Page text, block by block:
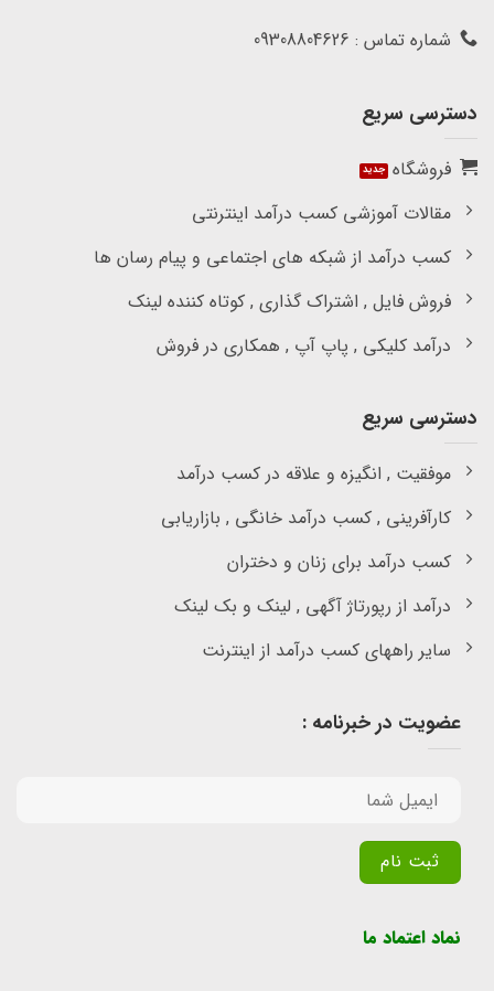
شماره تماس : 09308804626
دسترسی سریع
فروشگاه
مقالات آموزشی کسب درآمد اینترنتی
کسب درآمد از شبکه های اجتماعی و پیام رسان ها
فروش فایل , اشتراک گذاری , کوتاه کننده لینک
درآمد کلیکی , پاپ آپ , همکاری در فروش
دسترسی سریع
موفقیت , انگیزه و علاقه در کسب درآمد
کارآفرینی , کسب درآمد خانگی , بازاریابی
کسب درآمد برای زنان و دختران
درآمد از رپورتاژ آگهی , لینک و بک لینک
سایر راههای کسب درآمد از اینترنت
عضویت در خبرنامه :
نماد اعتماد ما